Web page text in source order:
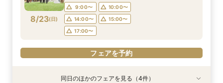
17:00〜
フェアを予約
17:00〜
フェアを予約
8/23(日)
9:00〜
10:00〜
14:00〜
15:00〜
17:00〜
フェアを予約
特典あり 動画あり
特典あり
特典あり同日のほかのフェアを見る（4件）